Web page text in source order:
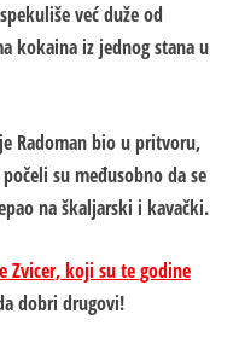
već duže od
kokaina iz jednog stana u
Radoman bio u pritvoru,
su međusobno da se
na škaljarski i kavački.
Zvicer, koji su te godine
dobri drugovi!